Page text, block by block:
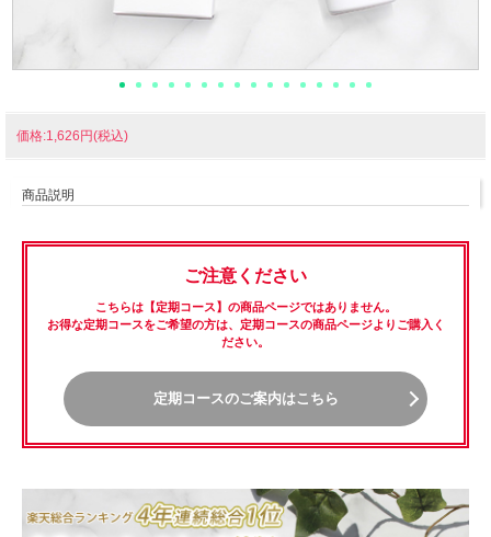
価格:1,626円(税込)
商品説明
ご注意ください
こちらは【定期コース】の商品ページではありません。
お得な定期コースをご希望の方は、定期コースの商品ページよりご購入く
ださい。
定期コースのご案内はこちら